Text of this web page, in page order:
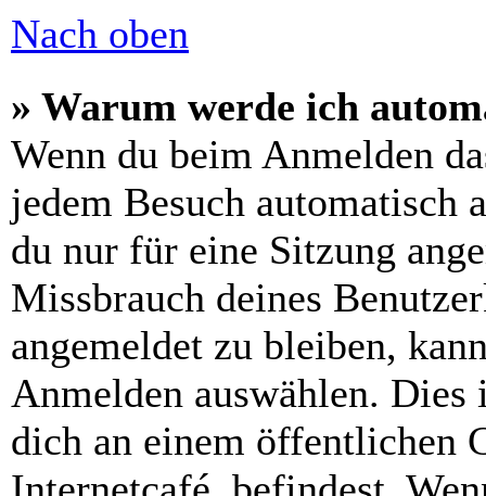
Nach oben
» Warum werde ich
Wenn du beim Anmelden
jedem Besuch automatisch
du nur für eine Sitzung
Missbrauch deines
angemeldet zu bleiben,
Anmelden auswählen.
dich an einem öffentlichen